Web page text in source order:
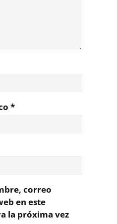
*
correo
en este
la próxima vez